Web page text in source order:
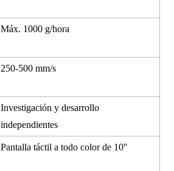
Máx. 1000 g/hora
250-500 mm/s
Investigación y desarrollo
independientes
Pantalla táctil a todo color de 10''